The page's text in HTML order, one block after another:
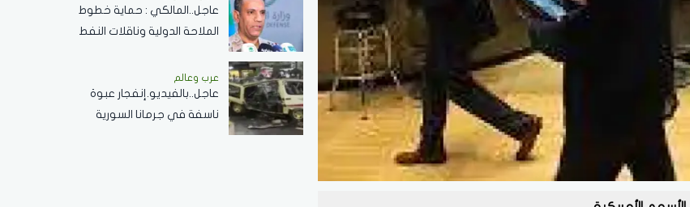
عاجل..المالكي : حماية خطوط
الملاحة الدولية وناقلات النفط
الاقتصاد العالمي
عرب وعالم
عاجل..بالفيديو.إنفجار عبوة
ناسفة في جرمانا السورية